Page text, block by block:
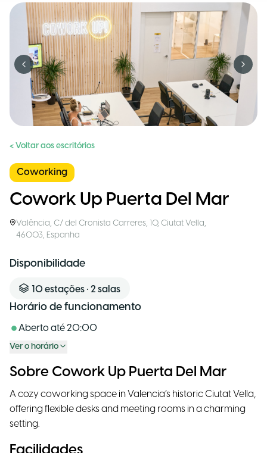
Previous slide Next
< Voltar aos escritórios
Coworking
Cowork Up Puerta Del Mar
Valência, C/ del Cronista Carreres, 10, Ciutat Vella,
46003, Espanha
Disponibilidade
10estações • 2 salas
Horário de funcionamento
Aberto até20:00
Ver o horário
Sobre Cowork Up Puerta Del Mar
A cozy coworking space in Valencia’s historic Ciutat Vella,
offering flexible desks and meeting rooms in a charming
setting.